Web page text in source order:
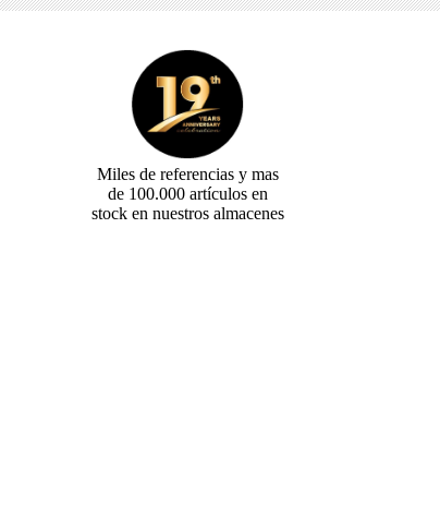
Miles de referencias y mas
de 100.000 artículos en
stock en nuestros almacenes